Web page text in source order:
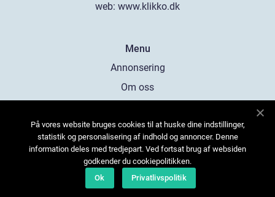
web: www.klikko.dk
Menu
Annonsering
Om oss
Kontakta oss
Sitemap
På vores website bruges cookies til at huske dine indstillinger,
statistik og personalisering af indhold og annoncer. Denne
information deles med tredjepart. Ved fortsat brug af websiden
godkender du cookiepolitikken.
Ok
Privatlivspolitik